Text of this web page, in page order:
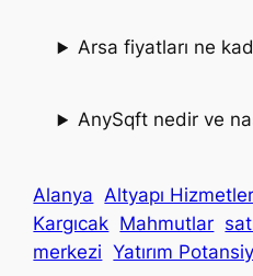
Arsa fiyatları ne
AnySqft nedir ve
Alanya Altyapı
Kargıcak Mahmutlar
merkezi Yatırım